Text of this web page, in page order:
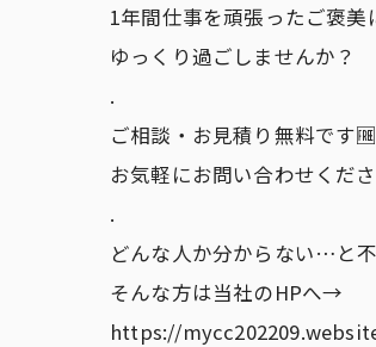
1年間仕事を頑張ったご褒美
ゆっくり過ごしませんか？
.
ご相談・お見積り無料です🆓
お気軽にお問い合わせくださ
.
どんな人か分からない…と
そんな方は当社のHPへ→
https://